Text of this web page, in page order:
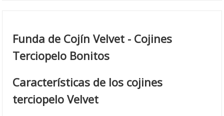
Funda de Cojín Velvet - Cojines
Terciopelo Bonitos
Características de los cojines
terciopelo Velvet